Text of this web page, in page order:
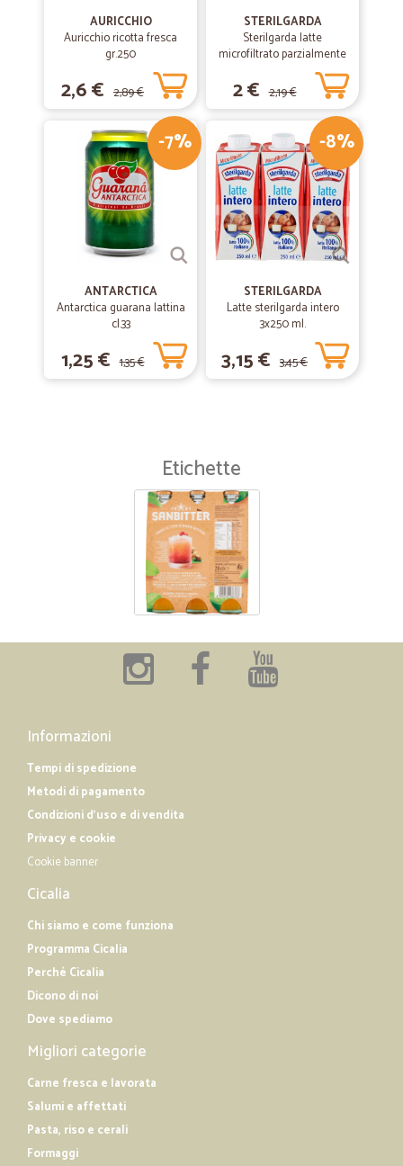
AURICCHIO
Auricchio ricotta fresca
gr.250
2,6 € 2,89 €
STERILGARDA
Sterilgarda latte
microfiltrato parzialmente
2 € 2,19 €
-7%
ANTARCTICA
Antarctica guarana lattina
cl.33
1,25 € 1,35 €
-8%
STERILGARDA
Latte sterilgarda intero
3x250 ml.
3,15 € 3,45 €
Etichette
Informazioni
Tempi di spedizione
Metodi di pagamento
Condizioni d'uso e di vendita
Privacy e cookie
Cookie banner
Cicalia
Chi siamo e come funziona
Programma Cicalia
Perché Cicalia
Dicono di noi
Dove spediamo
Migliori categorie
Carne fresca e lavorata
Salumi e affettati
Pasta, riso e cerali
Formaggi